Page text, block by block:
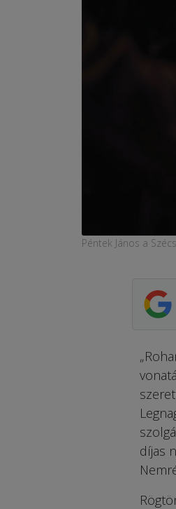
Péntek János a
díjas